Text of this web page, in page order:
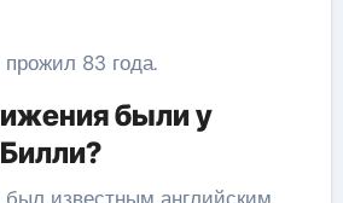
83 года.
были у
известным английским